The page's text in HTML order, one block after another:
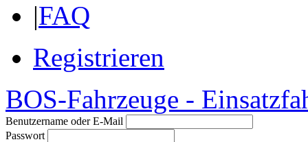
|FAQ
Registrieren
BOS-Fahrzeuge -
Benutzername oder E-Mail
Passwort